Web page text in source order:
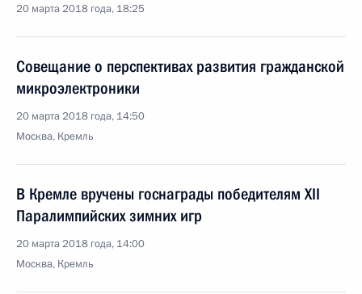
20 марта 2018 года, 18:25
Совещание о перспективах развития гражданской
микроэлектроники
20 марта 2018 года, 14:50
Москва, Кремль
В Кремле вручены госнаграды победителям XII
Паралимпийских зимних игр
20 марта 2018 года, 14:00
Москва, Кремль